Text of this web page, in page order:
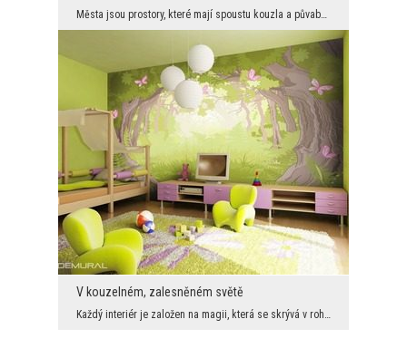
V kouzelném, zalesněném světě